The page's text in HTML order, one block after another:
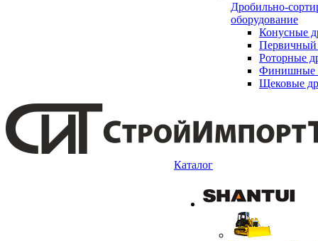
Дробильно-
оборудование
Конусные
Первичный
Роторные
Финишные
Щековые
Каталог